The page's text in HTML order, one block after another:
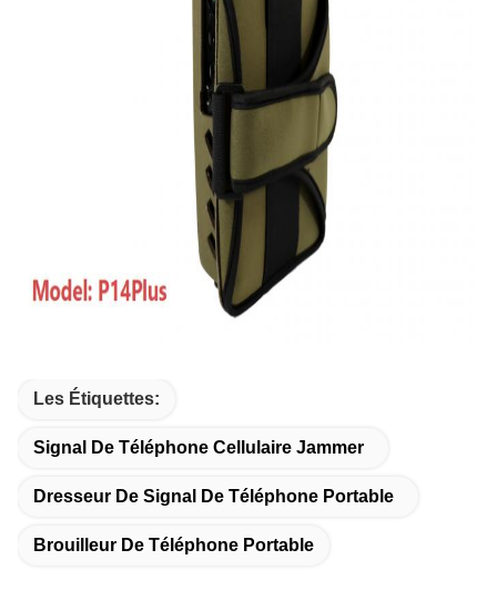
Les Étiquettes:
Signal De Téléphone Cellulaire Jammer
Dresseur De Signal De Téléphone Portable
Brouilleur De Téléphone Portable